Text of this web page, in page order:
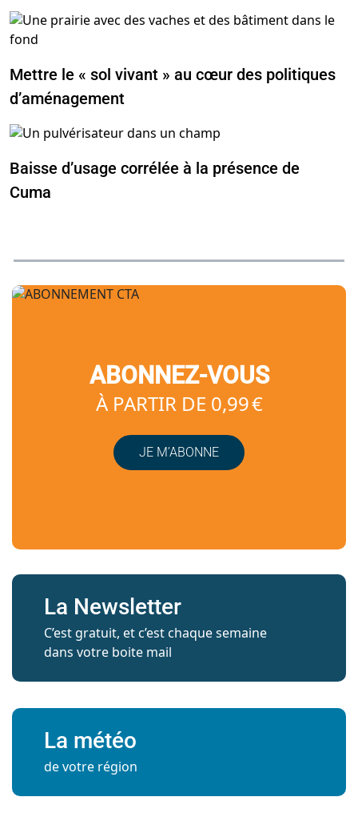
Mettre le « sol vivant » au cœur des politiques
d’aménagement
Baisse d’usage corrélée à la présence de
Cuma
ABONNEZ-VOUS
À PARTIR DE 0,99 €
JE M’ABONNE
La Newsletter
C’est gratuit, et c’est chaque semaine
dans votre boite mail
La météo
de votre région